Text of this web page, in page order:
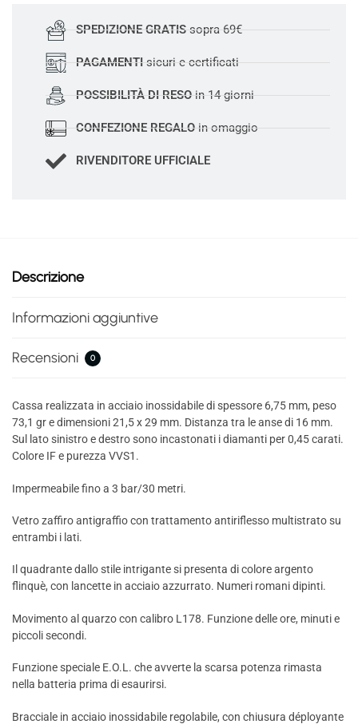
SPEDIZIONE GRATISsopra 69€
PAGAMENTIsicuri e certificati
POSSIBILITÀ DI RESO in 14 giorni
CONFEZIONE REGALOin omaggio
RIVENDITORE UFFICIALE
Descrizione
Informazioni aggiuntive
Recensioni 0
Cassa realizzata in acciaio inossidabile di spessore 6,75 mm, peso
73,1 gr e dimensioni 21,5 x 29 mm. Distanza tra le anse di 16 mm.
Sul lato sinistro e destro sono incastonati i diamanti per 0,45 carati.
Colore IF e purezza VVS1.
Impermeabile fino a 3 bar/30 metri.
Vetro zaffiro antigraffio con trattamento antiriflesso multistrato su
entrambi i lati.
Il quadrante dallo stile intrigante si presenta di colore argento
flinquè, con lancette in acciaio azzurrato. Numeri romani dipinti.
Movimento al quarzo con calibro L178. Funzione delle ore, minuti e
piccoli secondi.
Funzione speciale E.O.L. che avverte la scarsa potenza rimasta
nella batteria prima di esaurirsi.
Bracciale in acciaio inossidabile regolabile, con chiusura déployante